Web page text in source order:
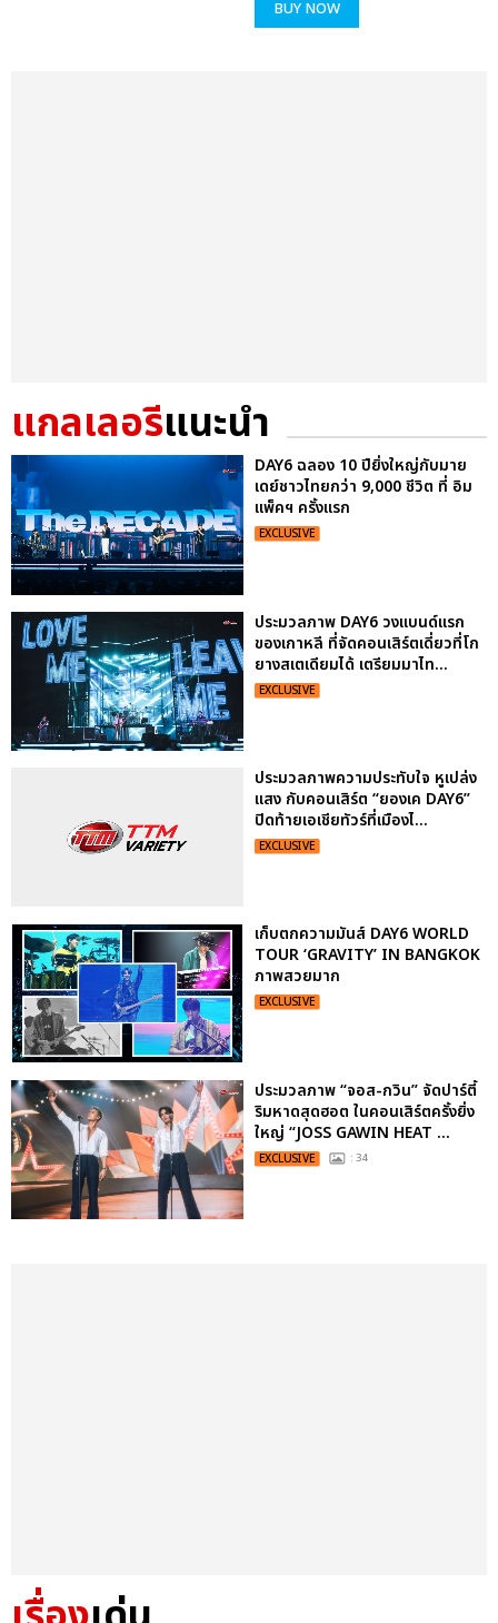
BUY NOW
แกลเลอรีแนะนำ
DAY6 ฉลอง 10 ปียิ่งใหญ่กับมาย
เดย์ชาวไทยกว่า 9,000 ชีวิต ที่ อิม
แพ็คฯ ครั้งแรก
EXCLUSIVE
ประมวลภาพ DAY6 วงแบนด์แรก
ของเกาหลี ที่จัดคอนเสิร์ตเดี่ยวที่โก
ยางสเตเดียมได้ เตรียมมาไท...
EXCLUSIVE
ประมวลภาพความประทับใจ หูเปล่ง
แสง กับคอนเสิร์ต “ยองเค DAY6”
ปิดท้ายเอเชียทัวร์ที่เมืองไ...
EXCLUSIVE
เก็บตกความมันส์ DAY6 WORLD
TOUR ‘GRAVITY’ IN BANGKOK
ภาพสวยมาก
EXCLUSIVE
ประมวลภาพ “จอส-กวิน” จัดปาร์ตี้
ริมหาดสุดฮอต ในคอนเสิร์ตครั้งยิ่ง
ใหญ่ “JOSS GAWIN HEAT ...
EXCLUSIVE : 34